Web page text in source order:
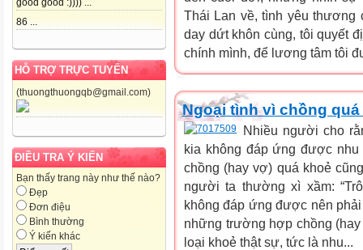
good good :)))) ...
86 ...
HỖ TRỢ TRỰC TUYẾN
(thuongthuongqb@gmail.com)
ĐIỀU TRA Ý KIẾN
Bạn thấy trang này như thế nào?
Đẹp
Đơn điệu
Bình thường
Ý kiến khác
Thái Lan về, tình yêu thương
day dứt khôn cùng, tôi quyết
chính mình, để lương tâm tôi
Ngoại tình vì chồng
Nhiều người cho
kia không đáp ứng được
chồng (hay vợ) quá khoẻ
người ta thường xì xầm:
không đáp ứng được nên
những trường hợp chồng
loại khoẻ thật sự, tức là nhu...